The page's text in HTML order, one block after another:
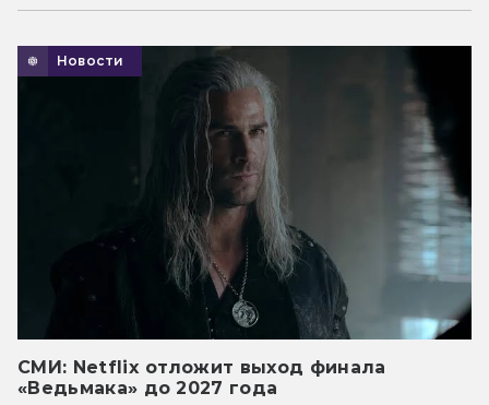
Новости
СМИ: Netflix отложит выход финала
«Ведьмака» до 2027 года